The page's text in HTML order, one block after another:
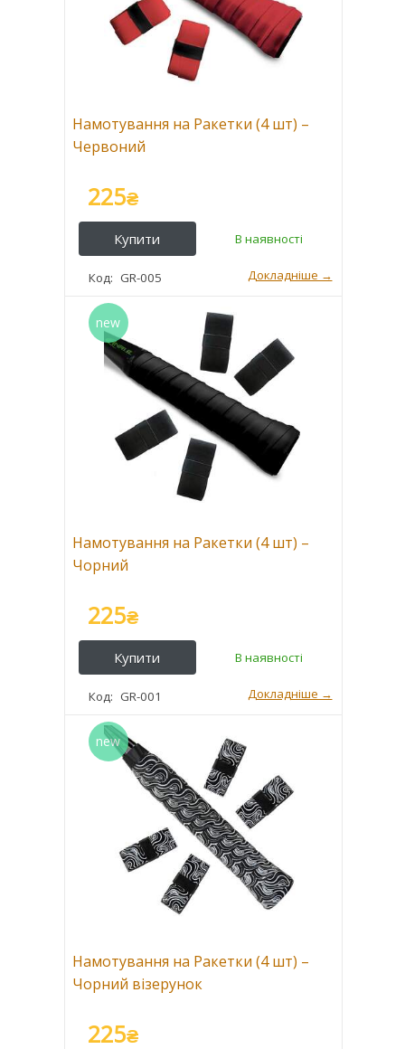
Намотування на Ракетки (4 шт) –
Червоний
GR-005
225₴
Намотування на Ракетки (4 шт) –
Чорний
GR-001
225₴
Намотування на Ракетки (4 шт) –
Чорний візерунок
225₴